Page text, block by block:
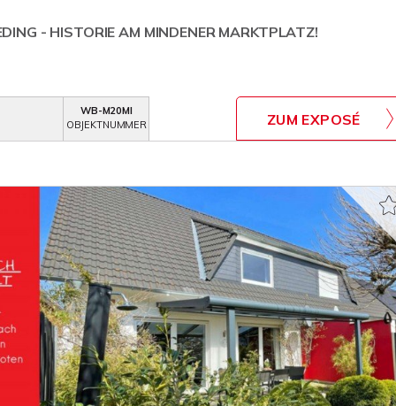
- HISTORIE AM MINDENER MARKTPLATZ!
WB-M20MI
OBJEKTNUMMER
ZUM EXPOSÉ